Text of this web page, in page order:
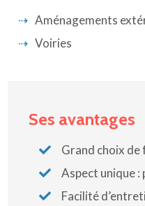
Aménagements
Voiries
Ses avantages
Grand choix
Aspect unique
Facilité